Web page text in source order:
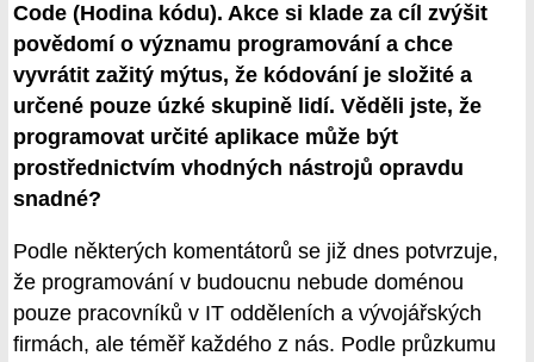
Code (Hodina kódu). Akce si klade za cíl zvýšit
povědomí o významu programování a chce
vyvrátit zažitý mýtus, že kódování je složité a
určené pouze úzké skupině lidí. Věděli jste, že
programovat určité aplikace může být
prostřednictvím vhodných nástrojů opravdu
snadné?
Podle některých komentátorů se již dnes potvrzuje,
že programování v budoucnu nebude doménou
pouze pracovníků v IT odděleních a vývojářských
firmách, ale téměř každého z nás. Podle průzkumu